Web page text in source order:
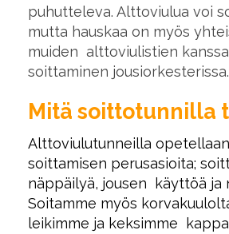
puhutteleva. Alttoviulua voi
mutta hauskaa on myös
muiden alttoviulistien
soittaminen jousiorkesterissa.
Mitä soittotunnilla
Alttoviulutunneilla
soittamisen perusasioita;
näppäilyä, jousen käyttöä ja
Soitamme myös
leikimme ja keksimme